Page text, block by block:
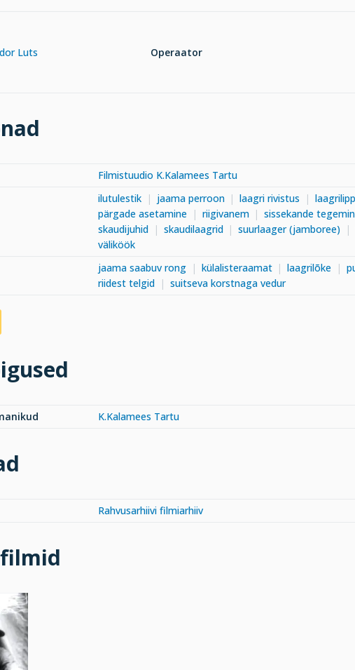
Luts Operaator
Filmistuudio K.Kalamees Tartu
ilutulestik jaama perroon laagri rivistus
pärgade asetamine
riigivanem sissekande
skaudijuhid
skaudilaagrid suurlaager (jamboree)
väliköök
jaama saabuv rong külalisteraamat laagrilõke
riidest telgid
suitseva korstnaga vedur
K.Kalamees Tartu
Rahvusarhiivi filmiarhiiv